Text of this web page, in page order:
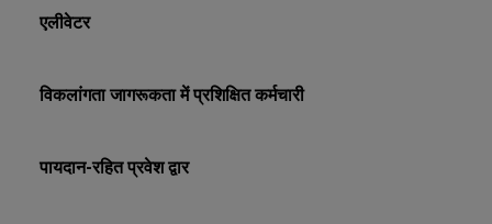
एलीवेटर
विकलांगता जागरूकता में प्रशिक्षित कर्मचारी
पायदान-रहित प्रवेश द्वार